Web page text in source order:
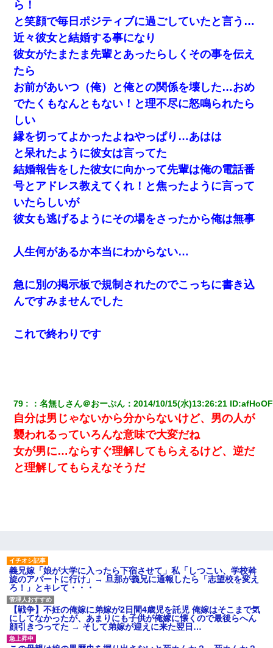
私（23）冗談のつもりで上司（27）に胸を揉ませた結果・・・
彼氏の家に泊まる事になり、ゲームで盛り上がってさぁ寝よう！
と電気を消すとミシッって音が…彼「ちょっと待ってて」→勢い
よくドアを開けるとなんと…
最近うちの庭に知らない男の人がしょっちゅう入ってくる。それ
を職場で愚痴ったら、同僚男性が怒鳴りつけてきた。
友人「酒の勢いで女先輩をホテルに連れ込んだｗｗｗｗｗ」俺
「…」
ミスした新人(
)に冗談で「行為させてくれたら許してあげる」
って言ったら・・・
嫁に不倫されたから嫁と不倫相手に1000万の慰謝料請求した
【画像】女上司(30)「終電なくなったね…部屋くる？」ワイ「行
きます！」
妻「ずっと好きだった人と一緒になりたいから、わかれてくださ
い」→離婚後、娘と実家で生活してると…
彼女(美人女医)にネックレスをプレゼント。「こんな安物を渡すく
らいなら、渡さないほうがマシだからね」→ ６０万したと話した
妻が亡くなったんだけど正直ガチで嬉しい
裁判官「お互いに最後に言いたいことはありますか」バカ夫
「…」A「夫を一発殴らせてほしい」裁判官「どうぞ」
医者「糖尿病で余命1年です」 ワイ「知らんわｗどうせ死ぬなら
食べる量増やすわｗ」→結果ｗｗｗｗｗ
何年か前に妹は離婚している。当時生まれた姪が義弟の子じゃな
かったため妹有責での離婚になり…
ら！
と笑顔で毎日ポジティブに過ごしていたと言う…
近々彼女と結婚する事になり
彼女がたまたま先輩とあったらしくその事を伝え
たら
お前があいつ（俺）と俺との関係を壊した…おめ
でたくもなんともない！と理不尽に怒鳴られたら
しい
縁を切ってよかったよねやっぱり…あはは
と呆れたように彼女は言ってた
結婚報告をした彼女に向かって先輩は俺の電話番
号とアドレス教えてくれ！と焦ったように言って
いたらしいが
彼女も逃げるようにその場をさったから俺は無事
人生何があるか本当にわからない…
急に別の掲示板で規制されたのでこっちに書き込
んですみませんでした
これで終わりです
79 ：名無しさん＠おーぷん ：2014/10/15(水)13:26:21 ID:
自分は男じゃないから分からないけど、男の人が
襲われるっていろんな意味で大変だね
女が男に…ならすぐ理解してもらえるけど、逆だ
と理解してもらえなそうだ
義兄嫁「娘が大学に入ったら下宿させて」私「しつこい、学校斡
旋のアパートに行け」→ 旦那が義兄に通報したら「志望校を変え
ろ！」とキレて・・・
【戦争】不妊の俺嫁に弟嫁が2日間4歳児を託児 俺嫁はそこまで気
にしてなかったが、あまりにも子供が俺嫁に懐くので最後らへん
顔引きつってた → そして弟嫁が迎えに来た翌日…